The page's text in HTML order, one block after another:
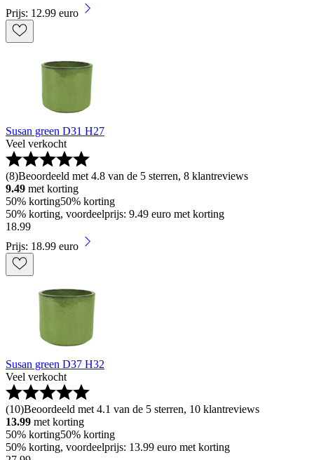
Prijs: 12.99 euro
Susan green D31 H27
Veel verkocht
(8)Beoordeeld met 4.8 van de 5 sterren, 8 klantreviews
9.49 met korting
50% korting50% korting
50% korting, voordeelprijs: 9.49 euro met korting
18.99
Prijs: 18.99 euro
Susan green D37 H32
Veel verkocht
(10)Beoordeeld met 4.1 van de 5 sterren, 10 klantreviews
13.99 met korting
50% korting50% korting
50% korting, voordeelprijs: 13.99 euro met korting